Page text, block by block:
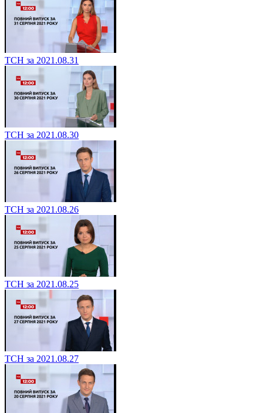
ТСН за 2021.08.31
ТСН за 2021.08.30
ТСН за 2021.08.26
ТСН за 2021.08.25
ТСН за 2021.08.27